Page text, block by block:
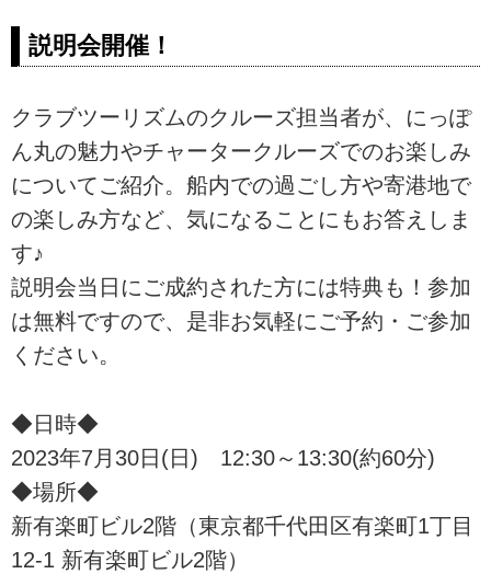
説明会開催！
クラブツーリズムのクルーズ担当者が、にっぽ
ん丸の魅力やチャータークルーズでのお楽しみ
についてご紹介。船内での過ごし方や寄港地で
の楽しみ方など、気になることにもお答えしま
す♪
説明会当日にご成約された方には特典も！参加
は無料ですので、是非お気軽にご予約・ご参加
ください。
◆日時◆
2023年7月30日(日) 12:30～13:30(約60分)
◆場所◆
新有楽町ビル2階（東京都千代田区有楽町1丁目
12-1 新有楽町ビル2階）